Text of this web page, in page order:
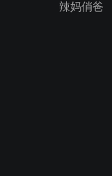
辣妈俏爸